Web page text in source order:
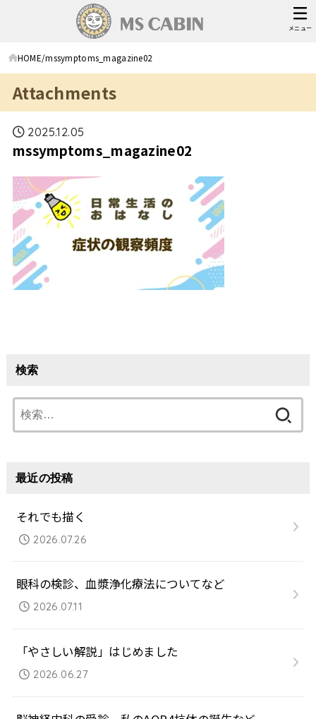
メニュー
HOME mssymptoms_magazine02
Attachments
2025.12.05
mssymptoms_magazine02
検索
索:
最近の投稿
それでも描く
2026.07.26
眼科の検診、血漿浄化療法についてなど
2026.07.11
「やさしい解説」はじめました
2026.06.27